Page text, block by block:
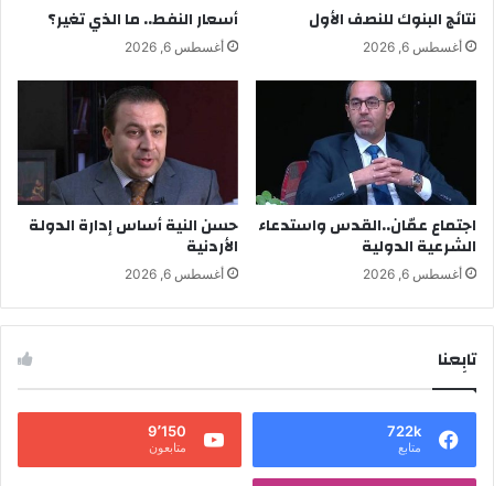
نتائج البنوك للنصف الأول
أغسطس 6, 2026
أسعار النفط.. ما الذي تغير؟
أغسطس 6, 2026
اجتماع عمّان..القدس واستدعاء
الشرعية الدولية
أغسطس 6, 2026
حسن النية أساس إدارة الدولة
الأردنية
أغسطس 6, 2026
تابِعنا
722k
متابع
9٬150
متابعون